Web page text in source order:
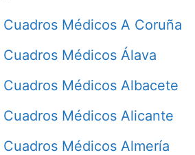
Cuadros Médicos A Coruña
Cuadros Médicos Álava
Cuadros Médicos Albacete
Cuadros Médicos Alicante
Cuadros Médicos Almería